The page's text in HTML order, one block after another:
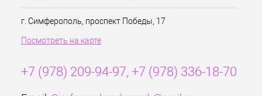
г. Симферополь, проспект Победы, 17
Посмотреть на карте
+7 (978) 209-94-97, +7 (978) 336-18-70